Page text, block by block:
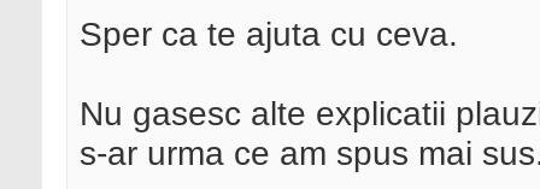
Sper ca te ajuta cu ceva.
Nu gasesc alte explicatii
s-ar urma ce am spus mai